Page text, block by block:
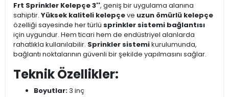
Frt Sprinkler Kelepçe 3'', geniş bir uygulama alanına
sahiptir. Yüksek kaliteli kelepçeve uzun ömürlü kelepçe
özelliği sayesinde her türlü sprinkler sistemi bağlantısı
için uygundur. Hem ticari hem de endüstriyel alanlarda
rahatlıkla kullanılabilir. Sprinkler sistemikurulumunda,
bağlantı noktalarının güvenli bir şekilde yapılmasını sağlar.
Teknik Özellikler:
Boyutlar:3 inç